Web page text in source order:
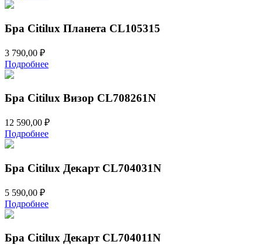
Бра Citilux Планета CL105315
3 790,00 ₽
Подробнее
Бра Citilux Визор CL708261N
12 590,00 ₽
Подробнее
Бра Citilux Декарт CL704031N
5 590,00 ₽
Подробнее
Бра Citilux Декарт CL704011N